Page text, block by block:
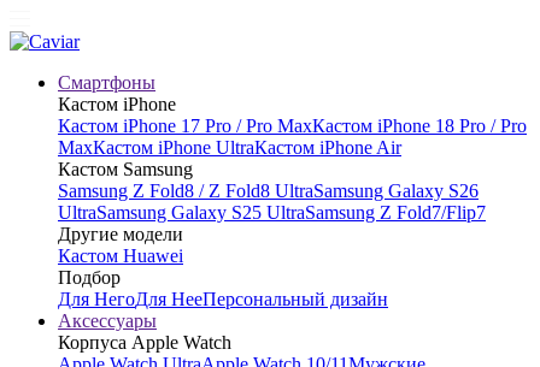
Смартфоны
Кастом iPhone
Кастом iPhone 17 Pro / Pro MaxКастом iPhone 18 Pro / Pro
MaxКастом iPhone UltraКастом iPhone Air
Кастом Samsung
Samsung Z Fold8 / Z Fold8 UltraSamsung Galaxy S26
UltraSamsung Galaxy S25 UltraSamsung Z Fold7/Flip7
Другие модели
Кастом Huawei
Подбор
Для НегоДля НееПерсональный дизайн
Аксессуары
Корпуса Apple Watch